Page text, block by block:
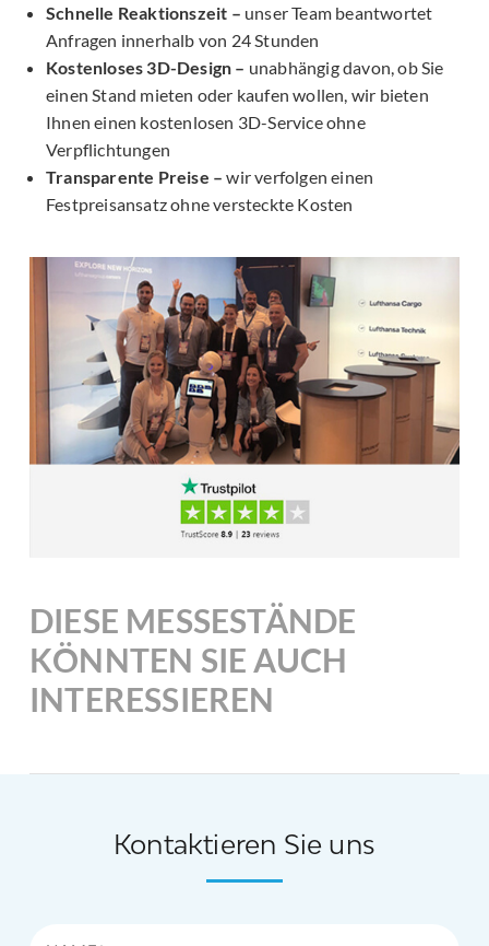
Schnelle Reaktionszeit – unser Team beantwortet
Anfragen innerhalb von 24 Stunden
Kostenloses 3D-Design – unabhängig davon, ob Sie
einen Stand mieten oder kaufen wollen, wir bieten
Ihnen einen kostenlosen 3D-Service ohne
Verpflichtungen
Transparente Preise – wir verfolgen einen
Festpreisansatz ohne versteckte Kosten
DIESE MESSESTÄNDE
KÖNNTEN SIE AUCH
INTERESSIEREN
Kontaktieren Sie uns